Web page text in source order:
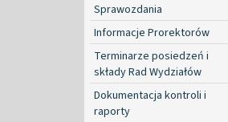
Sprawozdania
Informacje Prorektorów
Terminarze posiedzeń i
składy Rad Wydziałów
Dokumentacja kontroli i
raporty